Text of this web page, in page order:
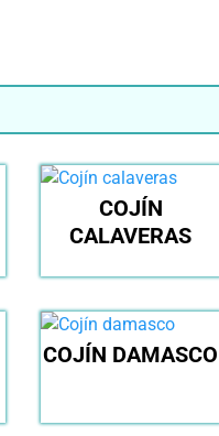
COJÍN
CALAVERAS
COJÍN DAMASCO